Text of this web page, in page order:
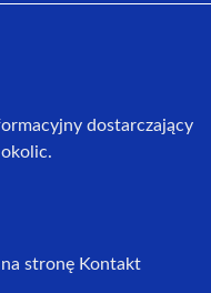
dostarczający
stronę Kontakt